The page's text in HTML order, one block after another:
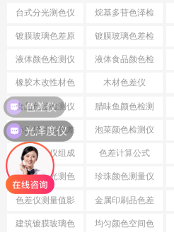
仪
台式分光测色仪
应用
烷基多苷色泽检
测仪
镀膜玻璃色差原
因分析
镀膜玻璃色差检
测设备
液体颜色检测仪 液体食品颜色检
测仪
橡胶木改性材色
差
木材色差仪
食品色差检测仪 腊味鱼颜色检测
仪
小口径分光色差
仪
泡菜颜色检测仪
分光测色仪组成
结构
色差计算公式
小口径分光测色
仪
珍珠颜色测量仪
色差仪测量值影
响因素
金属印刷品色差
建筑镀膜玻璃色 均匀颜色空间色
色差仪
光泽度仪